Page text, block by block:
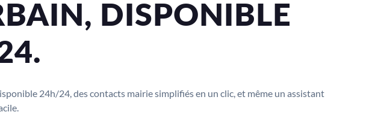
DISPONIBLE
24h/24, des contacts mairie simplifiés en un clic, et même un assistant